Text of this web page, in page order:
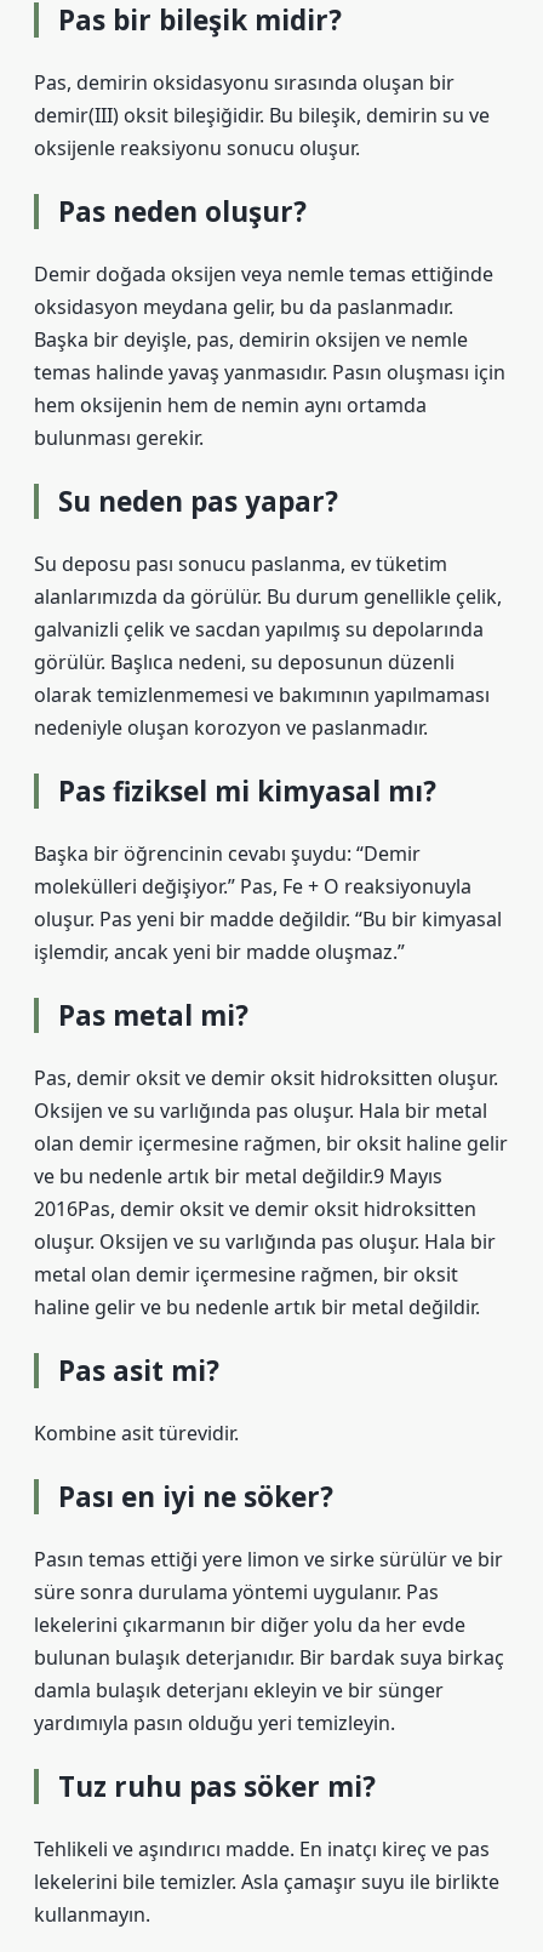
Pas bir bileşik midir?
Pas, demirin oksidasyonu sırasında oluşan bir
demir(III) oksit bileşiğidir. Bu bileşik, demirin su ve
oksijenle reaksiyonu sonucu oluşur.
Pas neden oluşur?
Demir doğada oksijen veya nemle temas ettiğinde
oksidasyon meydana gelir, bu da paslanmadır.
Başka bir deyişle, pas, demirin oksijen ve nemle
temas halinde yavaş yanmasıdır. Pasın oluşması için
hem oksijenin hem de nemin aynı ortamda
bulunması gerekir.
Su neden pas yapar?
Su deposu pası sonucu paslanma, ev tüketim
alanlarımızda da görülür. Bu durum genellikle çelik,
galvanizli çelik ve sacdan yapılmış su depolarında
görülür. Başlıca nedeni, su deposunun düzenli
olarak temizlenmemesi ve bakımının yapılmaması
nedeniyle oluşan korozyon ve paslanmadır.
Pas fiziksel mi kimyasal mı?
Başka bir öğrencinin cevabı şuydu: “Demir
molekülleri değişiyor.” Pas, Fe + O reaksiyonuyla
oluşur. Pas yeni bir madde değildir. “Bu bir kimyasal
işlemdir, ancak yeni bir madde oluşmaz.”
Pas metal mi?
Pas, demir oksit ve demir oksit hidroksitten oluşur.
Oksijen ve su varlığında pas oluşur. Hala bir metal
olan demir içermesine rağmen, bir oksit haline gelir
ve bu nedenle artık bir metal değildir.9 Mayıs
2016Pas, demir oksit ve demir oksit hidroksitten
oluşur. Oksijen ve su varlığında pas oluşur. Hala bir
metal olan demir içermesine rağmen, bir oksit
haline gelir ve bu nedenle artık bir metal değildir.
Pas asit mi?
Kombine asit türevidir.
Pası en iyi ne söker?
Pasın temas ettiği yere limon ve sirke sürülür ve bir
süre sonra durulama yöntemi uygulanır. Pas
lekelerini çıkarmanın bir diğer yolu da her evde
bulunan bulaşık deterjanıdır. Bir bardak suya birkaç
damla bulaşık deterjanı ekleyin ve bir sünger
yardımıyla pasın olduğu yeri temizleyin.
Tuz ruhu pas söker mi?
Tehlikeli ve aşındırıcı madde. En inatçı kireç ve pas
lekelerini bile temizler. Asla çamaşır suyu ile birlikte
kullanmayın.